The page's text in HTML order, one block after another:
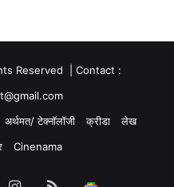
Reserved | Contact :
अर्थमत/ टेक्नॉलॉजी क्रीडा
लेख
Cinenama